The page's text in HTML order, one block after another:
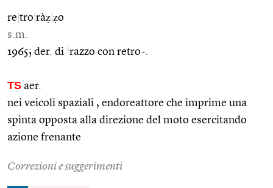
re tro ràẓ ẓo
s.m.
1965; der. di 1razzo con retro-.
TS aer.
nei veicoli spaziali , endoreattore che imprime una
spinta opposta alla direzione del moto esercitando
azione frenante
Correzioni e suggerimenti